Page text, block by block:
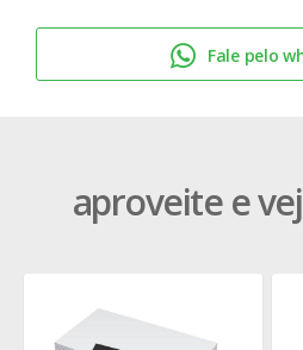
Fale pelo
aproveite e